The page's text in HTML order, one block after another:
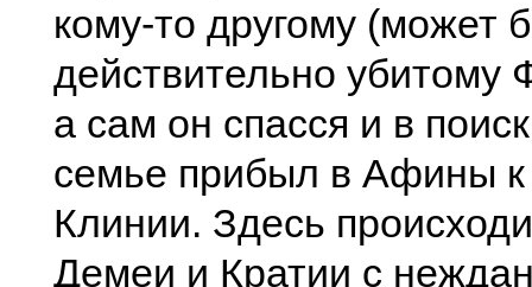
кому-то другому (может
действительно убитому
а сам он спасся и в
семье прибыл в Афины
Клинии. Здесь
Демеи и Кратии с